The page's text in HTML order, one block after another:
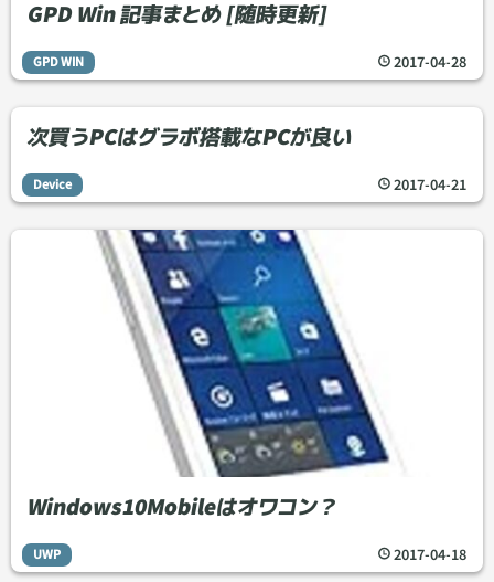
2017-04-28
GPD Win 記事まとめ [随時更新]
GPD WIN
2017-04-21
次買うPCはグラボ搭載なPCが良い
Device
2017-04-18
Windows10Mobileはオワコン？
UWP